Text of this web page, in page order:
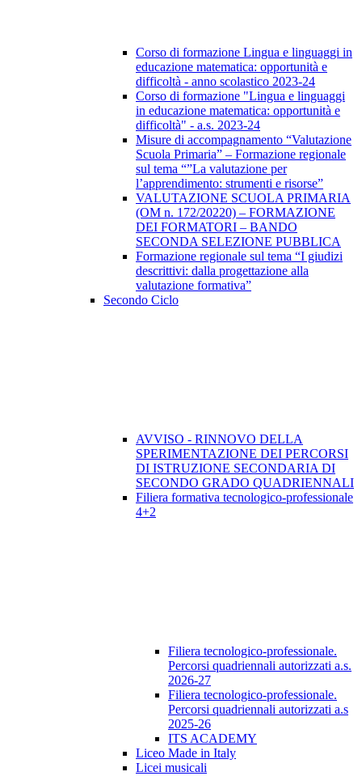
Corso di formazione Lingua e linguaggi in
educazione matematica: opportunità e
difficoltà - anno scolastico 2023-24
Corso di formazione "Lingua e linguaggi
in educazione matematica: opportunità e
difficoltà" - a.s. 2023-24
Misure di accompagnamento “Valutazione
Scuola Primaria” – Formazione regionale
sul tema “”La valutazione per
l’apprendimento: strumenti e risorse”
VALUTAZIONE SCUOLA PRIMARIA
(OM n. 172/20220) – FORMAZIONE
DEI FORMATORI – BANDO
SECONDA SELEZIONE PUBBLICA
Formazione regionale sul tema “I giudizi
descrittivi: dalla progettazione alla
valutazione formativa”
Secondo Ciclo
AVVISO - RINNOVO DELLA
SPERIMENTAZIONE DEI PERCORSI
DI ISTRUZIONE SECONDARIA DI
SECONDO GRADO QUADRIENNALI
Filiera formativa tecnologico-professionale
4+2
Filiera tecnologico-professionale.
Percorsi quadriennali autorizzati a.s.
2026-27
Filiera tecnologico-professionale.
Percorsi quadriennali autorizzati a.s
2025-26
ITS ACADEMY
Liceo Made in Italy
Licei musicali